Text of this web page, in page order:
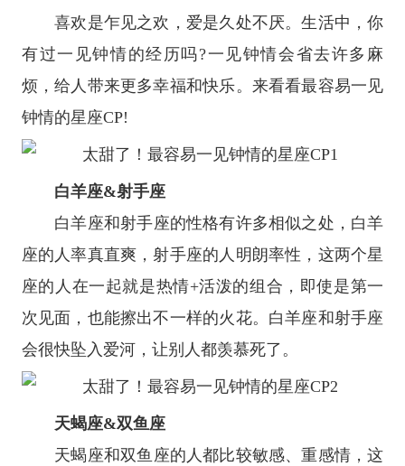
喜欢是乍见之欢，爱是久处不厌。生活中，你
有过一见钟情的经历吗?一见钟情会省去许多麻
烦，给人带来更多幸福和快乐。来看看最容易一见
钟情的星座CP!
白羊座&射手座
白羊座和射手座的性格有许多相似之处，白羊
座的人率真直爽，射手座的人明朗率性，这两个星
座的人在一起就是热情+活泼的组合，即使是第一
次见面，也能擦出不一样的火花。白羊座和射手座
会很快坠入爱河，让别人都羡慕死了。
天蝎座&双鱼座
天蝎座和双鱼座的人都比较敏感、重感情，这